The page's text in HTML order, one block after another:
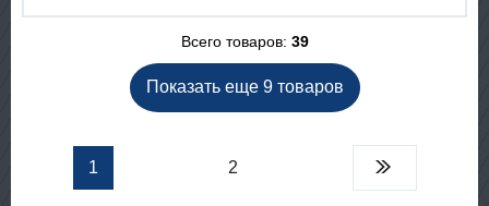
Всего товаров: 39
Показать еще 9 товаров
1 2